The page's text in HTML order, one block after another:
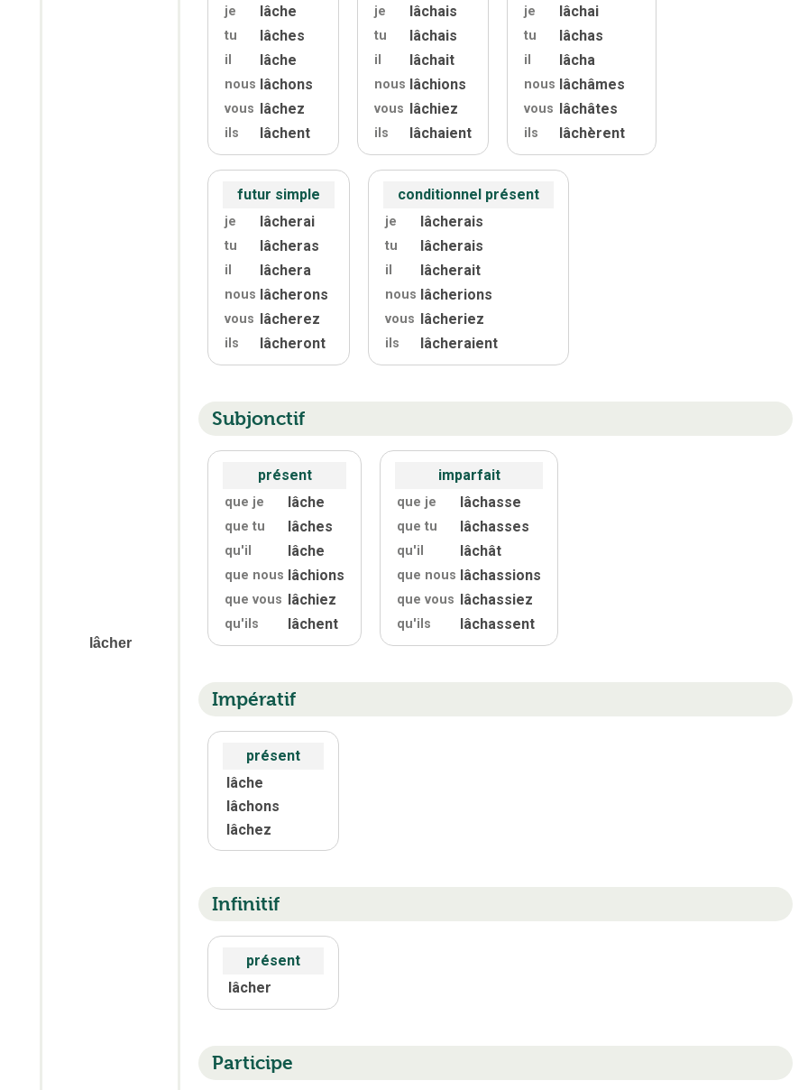
lâcher
je lâche
tu lâches
il lâche
nous lâchons
vous lâchez
ils lâchent
je lâchais
tu lâchais
il lâchait
nous lâchions
vous lâchiez
ils lâchaient
je lâchai
tu lâchas
il lâcha
nous lâchâmes
vous lâchâtes
ils lâchèrent
futur simple
je lâcherai
tu lâcheras
il lâchera
nous lâcherons
vous lâcherez
ils lâcheront
conditionnel présent
je lâcherais
tu lâcherais
il lâcherait
nous lâcherions
vous lâcheriez
ils lâcheraient
Subjonctif
présent
que je lâche
que tu lâches
qu'il lâche
que nous lâchions
que vous lâchiez
qu'ils lâchent
imparfait
que je lâchasse
que tu lâchasses
qu'il lâchât
que nous lâchassions
que vous lâchassiez
qu'ils lâchassent
Impératif
présent
lâche
lâchons
lâchez
Infinitif
présent
lâcher
Participe